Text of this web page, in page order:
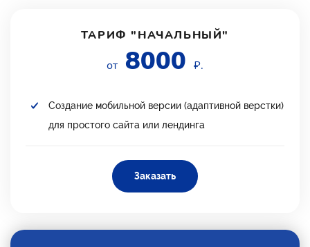
ТАРИФ "НАЧАЛЬНЫЙ"
от 8000 ₽.
Создание мобильной версии (адаптивной верстки)
для простого сайта или лендинга
Заказать